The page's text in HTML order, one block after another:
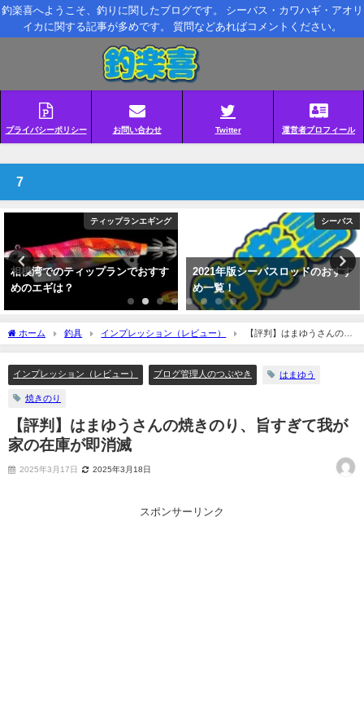
釣楽喜へようこそ、釣りに関したブログです。 シーバス・カワハギ・アオリ
イカに関する記事が多めです。 質問などあればコメントください。
プライバシーポリシー お問い合わせ Twitter 運営者プロフィール
7
シーバス
2021年版シーバスロッドのおすす
め一覧！
インプレッション（レビュー）
悲報過ぎる！極鋭カワハギ EX
AGSボトムが折れた！
ホーム 釣具 インプレッション（レビュー）
【評判】はまゆうさんの焼
きのり、旨すぎて我が家の在庫が即消滅
インプレッション（レビュー） ブログ管理人のつぶやき はまゆう
焼きのり
【評判】はまゆうさんの焼きのり、旨すぎて我が
家の在庫が即消滅
2025年3月17日 2025年3月18日
スポンサーリンク